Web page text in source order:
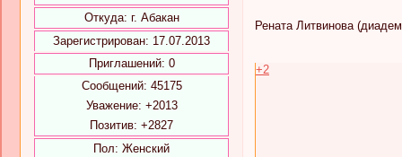
Откуда: г. Абакан
Зарегистрирован: 17.07.2013
Приглашений: 0
Сообщений: 45175
Уважение: +2013
Позитив: +2827
Пол: Женский
Рената Литвинова
+2